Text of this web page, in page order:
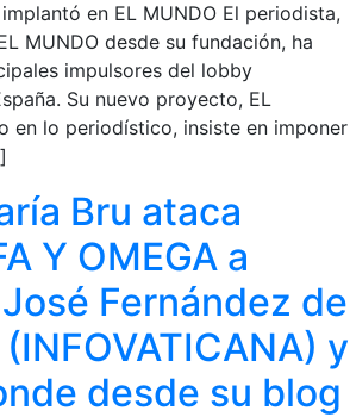
en EL MUNDO El periodista,
MUNDO desde su fundación, ha
impulsores del lobby
Su nuevo proyecto, EL
en lo periodístico, insiste en imponer
Bru ataca
Y OMEGA a
Fernández de
y
desde su blog